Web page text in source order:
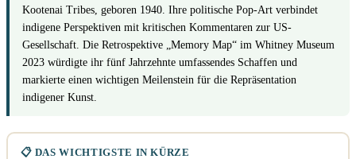
Kootenai Tribes, geboren 1940. Ihre politische Pop-Art verbindet
indigene Perspektiven mit kritischen Kommentaren zur US-
Gesellschaft. Die Retrospektive „Memory Map“ im Whitney Museum
2023 würdigte ihr fünf Jahrzehnte umfassendes Schaffen und
markierte einen wichtigen Meilenstein für die Repräsentation
indigener Kunst.
📋 DAS WICHTIGSTE IN KÜRZE